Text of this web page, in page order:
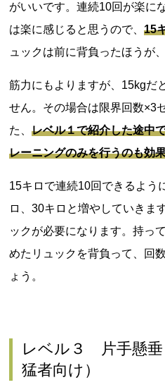
がいいです。連続10回が楽に
は楽に感じると思うので、15
ュックは前に背負ったほうが
筋力にもよりますが、15kgだ
せん。その場合は限界回数×3
た、レベル１で紹介した途中
レーニングのみを行うのも効
15キロで連続10回できるよう
ロ、30キロと増やしていきま
ックが必要になります。持っ
めたリュックを背負って、回
ょう。
レベル３ 片手懸垂
猛者向け）